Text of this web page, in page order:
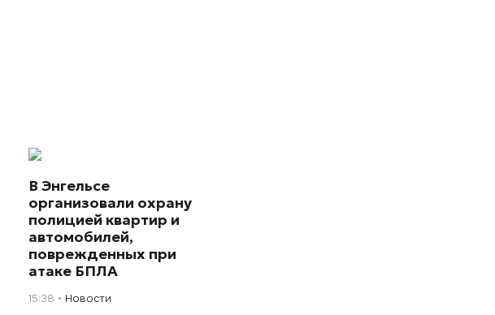
В Энгельсе
организовали охрану
полицией квартир и
автомобилей,
поврежденных при
атаке БПЛА
15:38 Новости